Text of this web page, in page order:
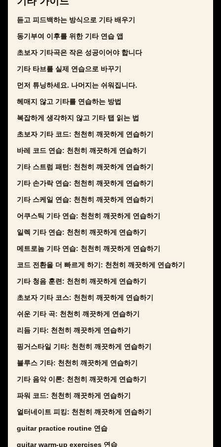
듣고 피드백하는 방식으로 기타 배우기
동기부여 이후를 위한 기타 연습 앱
초보자 기타곡은 작은 성공이어야 합니다
기타 타브를 실제 연습으로 바꾸기
먼저 튜닝하세요. 나머지는 쉬워집니다.
헤매지 않고 기타를 연습하는 방법
복잡하게 생각하지 않고 기타 탭 읽는 법
초보자 기타 코드: 천천히 깨끗하게 연습하기
바레 코드 연습: 천천히 깨끗하게 연습하기
기타 스트럼 패턴: 천천히 깨끗하게 연습하기
기타 손가락 연습: 천천히 깨끗하게 연습하기
기타 스케일 연습: 천천히 깨끗하게 연습하기
어쿠스틱 기타 연습: 천천히 깨끗하게 연습하기
일렉 기타 연습: 천천히 깨끗하게 연습하기
메트로놈 기타 연습: 천천히 깨끗하게 연습하기
코드 전환을 더 빠르게 하기: 천천히 깨끗하게 연습하기
기타 청음 훈련: 천천히 깨끗하게 연습하기
초보자 기타 코스: 천천히 깨끗하게 연습하기
쉬운 기타 곡: 천천히 깨끗하게 연습하기
리듬 기타: 천천히 깨끗하게 연습하기
핑거스타일 기타: 천천히 깨끗하게 연습하기
블루스 기타: 천천히 깨끗하게 연습하기
기타 음악 이론: 천천히 깨끗하게 연습하기
파워 코드: 천천히 깨끗하게 연습하기
얼터네이트 피킹: 천천히 깨끗하게 연습하기
guitar practice routine 연습
guitar warm-up exercises 연습